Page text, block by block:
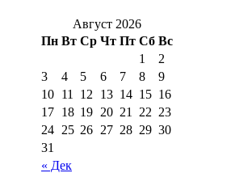
Август 2026
Пн Вт Ср Чт Пт Сб Вс
« Дек
1
2
3
4 5 6 7 8
9
10 11 12 13 14 15 16
17 18 19 20 21 22 23
24 25 26 27 28 29 30
31